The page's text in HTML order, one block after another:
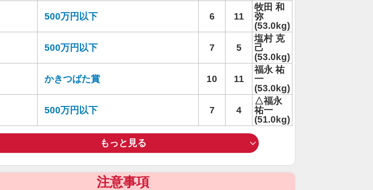
500万円以下 6 11
牧田 和
弥
(53.0kg)
500万円以下 7 5
塩村 克
己
(53.0kg)
かきつばた賞 10 11
福永 祐
一
(53.0kg)
500万円以下 7 4
△福永
祐一
(51.0kg)
もっと見る
注意事項